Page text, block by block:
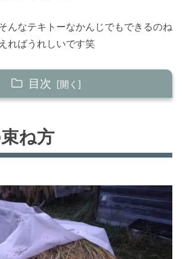
んなテキトーなかんじでもできるのね
ればうれしいです笑
目次
ね方